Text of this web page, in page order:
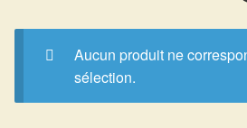
Nouveautés
Bijoux
Panier
Search
Aucun produit ne
sélection.